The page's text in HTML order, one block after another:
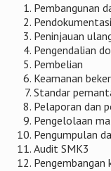
Pembangunan
Peninjauan
Pengendalian
Pembelian
Keamanan
Standar
Pelaporan dan
Pengelolaan
Pengumpulan
Audit SMK3